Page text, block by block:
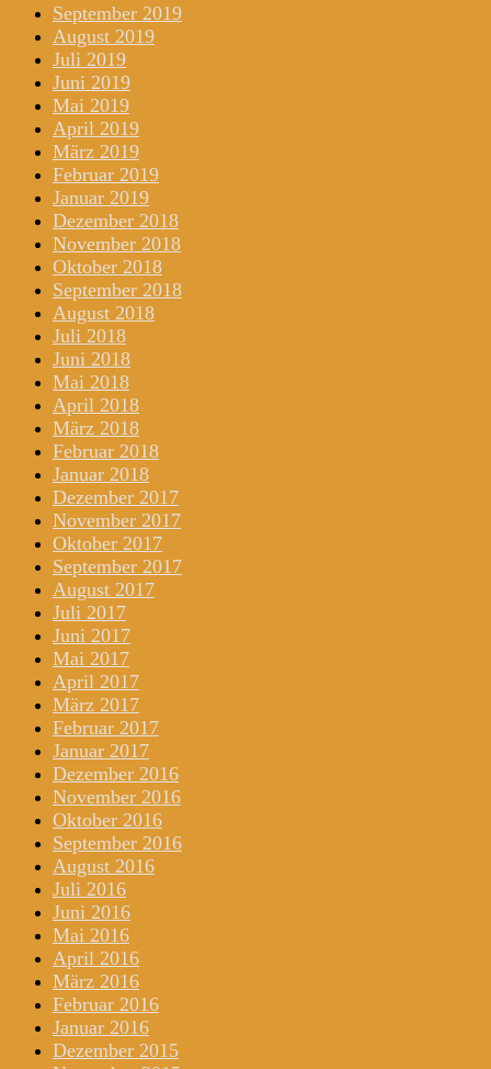
September 2019
August 2019
Juli 2019
Juni 2019
Mai 2019
April 2019
März 2019
Februar 2019
Januar 2019
Dezember 2018
November 2018
Oktober 2018
September 2018
August 2018
Juli 2018
Juni 2018
Mai 2018
April 2018
März 2018
Februar 2018
Januar 2018
Dezember 2017
November 2017
Oktober 2017
September 2017
August 2017
Juli 2017
Juni 2017
Mai 2017
April 2017
März 2017
Februar 2017
Januar 2017
Dezember 2016
November 2016
Oktober 2016
September 2016
August 2016
Juli 2016
Juni 2016
Mai 2016
April 2016
März 2016
Februar 2016
Januar 2016
Dezember 2015